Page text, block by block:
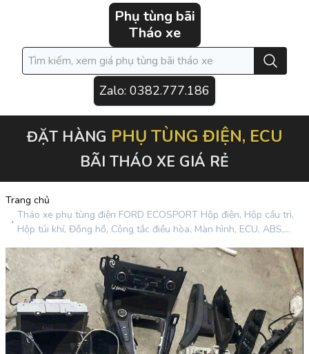
Phụ tùng bãi
Tháo xe
Zalo: 0382.777.186
ĐẶT HÀNGPHỤ TÙNG ĐIỆN, ECU
BÃI THÁO XE GIÁ RẺ
Trang chủ
Tháo xe phụ tùng điện FORD ECOSPORT Hộp điện, Hộp cầu trì,
Hộp túi khí, Đồng hồ, Công tắc điều hòa, Màn hình, ECU, ABS,...